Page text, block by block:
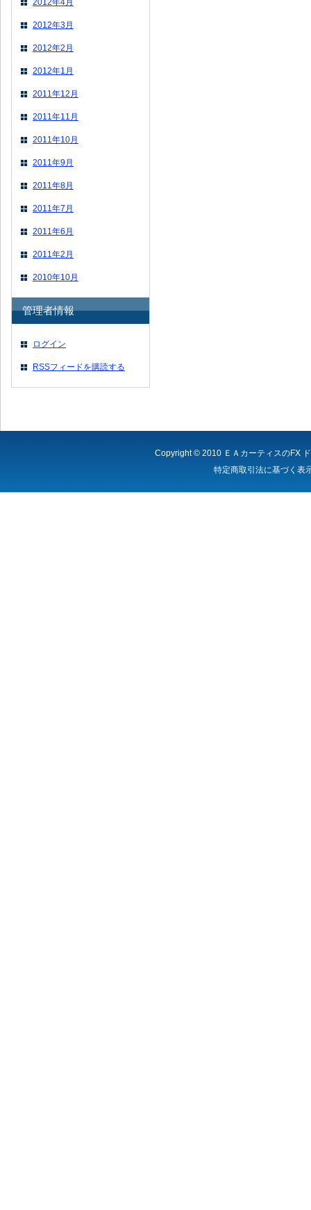
2012年4月
2012年3月
2012年2月
2012年1月
2011年12月
2011年11月
2011年10月
2011年9月
2011年8月
2011年7月
2011年6月
2011年2月
2010年10月
管理者情報
ログイン
RSSフィードを購読する
Copyright © 2010 ＥＡカーティスのFX
特定商取引法に基づく表